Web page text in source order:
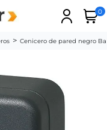
0
Cenicero de pared negro